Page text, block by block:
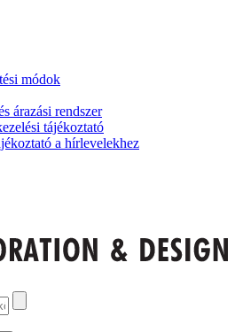
módok
árazási rendszer
tájékoztató
a hírlevelekhez